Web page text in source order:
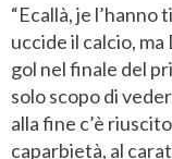
“Ecallà, je
uccide il calcio,
gol nel finale del
solo scopo di
alla fine c’è
caparbietà, al